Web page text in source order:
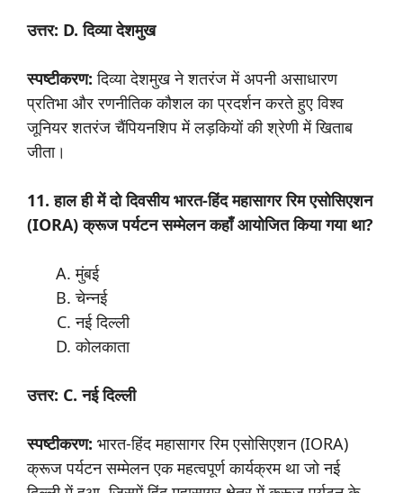
उत्तर: D. दिव्या देशमुख
स्पष्टीकरण: दिव्या देशमुख ने शतरंज में अपनी असाधारण
प्रतिभा और रणनीतिक कौशल का प्रदर्शन करते हुए विश्व
जूनियर शतरंज चैंपियनशिप में लड़कियों की श्रेणी में खिताब
जीता।
11. हाल ही में दो दिवसीय भारत-हिंद महासागर रिम एसोसिएशन
(IORA) क्रूज पर्यटन सम्मेलन कहाँ आयोजित किया गया था?
मुंबई
चेन्नई
नई दिल्ली
कोलकाता
उत्तर: C. नई दिल्ली
स्पष्टीकरण: भारत-हिंद महासागर रिम एसोसिएशन (IORA)
क्रूज पर्यटन सम्मेलन एक महत्वपूर्ण कार्यक्रम था जो नई